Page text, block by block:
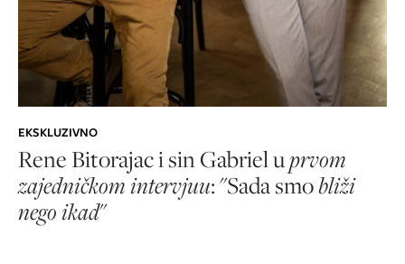
EKSKLUZIVNO
Rene Bitorajac i sin Gabriel uprvom
zajedničkom intervjuu: "Sada smobliži
nego ikad"